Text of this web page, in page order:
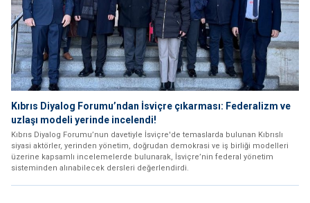
Kıbrıs Diyalog Forumu’ndan İsviçre çıkarması: Federalizm ve
uzlaşı modeli yerinde incelendi!
Kıbrıs Diyalog Forumu’nun davetiyle İsviçre'de temaslarda bulunan Kıbrıslı
siyasi aktörler, yerinden yönetim, doğrudan demokrasi ve iş birliği modelleri
üzerine kapsamlı incelemelerde bulunarak, İsviçre’nin federal yönetim
sisteminden alınabilecek dersleri değerlendirdi.